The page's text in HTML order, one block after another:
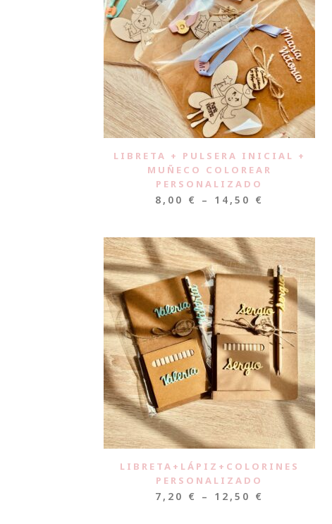
LIBRETA + PULSERA INICIAL +
MUÑECO COLOREAR
PERSONALIZADO
8,00 € – 14,50 €
LIBRETA+LÁPIZ+COLORINES
PERSONALIZADO
7,20 € – 12,50 €